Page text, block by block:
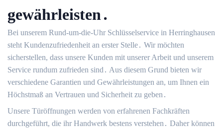
gewährleisten․
Bei unserem Rund-um-die-Uhr Schlüsselservice in Herringhausen
steht Kundenzufriedenheit an erster Stelle․ Wir möchten
sicherstellen, dass unsere Kunden mit unserer Arbeit und unserem
Service rundum zufrieden sind․ Aus diesem Grund bieten wir
verschiedene Garantien und Gewährleistungen an, um Ihnen ein
Höchstmaß an Vertrauen und Sicherheit zu geben․
Unsere Türöffnungen werden von erfahrenen Fachkräften
durchgeführt, die ihr Handwerk bestens verstehen․ Daher können